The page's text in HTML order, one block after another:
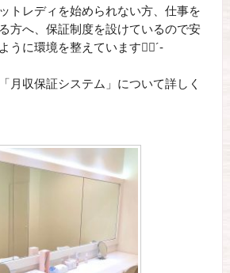
トレディを始められない方、仕事を
方へ、保証制度を設けているので安
うに環境を整えています👌🏻´-
月収保証システム」について詳しく